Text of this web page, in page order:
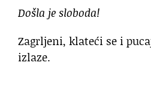
Došla je sloboda!
Zagrljeni, klateći se i
izlaze.